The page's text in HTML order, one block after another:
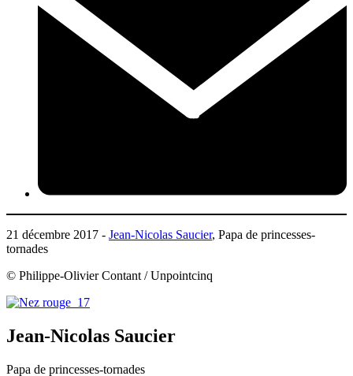
21 décembre 2017 - Jean-Nicolas Saucier, Papa de princesses-
tornades
© Philippe-Olivier Contant / Unpointcinq
Jean-Nicolas Saucier
Papa de princesses-tornades